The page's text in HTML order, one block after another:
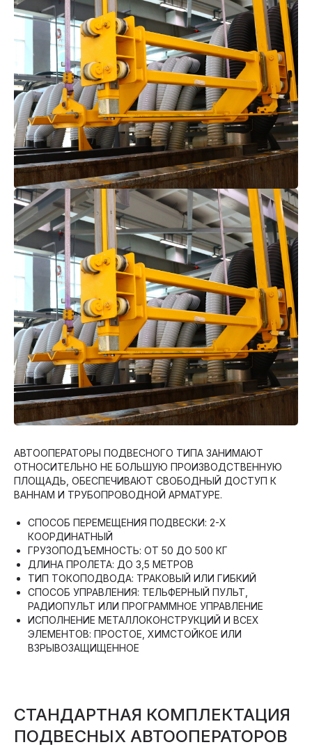
АВТООПЕРАТОРЫ ПОДВЕСНОГО ТИПА ЗАНИМАЮТ
ОТНОСИТЕЛЬНО НЕ БОЛЬШУЮ ПРОИЗВОДСТВЕННУЮ
ПЛОЩАДЬ, ОБЕСПЕЧИВАЮТ СВОБОДНЫЙ ДОСТУП К
ВАННАМ И ТРУБОПРОВОДНОЙ АРМАТУРЕ.
СПОСОБ ПЕРЕМЕЩЕНИЯ ПОДВЕСКИ: 2-Х
КООРДИНАТНЫЙ
ГРУЗОПОДЪЕМНОСТЬ: ОТ 50 ДО 500 КГ
ДЛИНА ПРОЛЕТА: ДО 3,5 МЕТРОВ
ТИП ТОКОПОДВОДА: ТРАКОВЫЙ ИЛИ ГИБКИЙ
СПОСОБ УПРАВЛЕНИЯ: ТЕЛЬФЕРНЫЙ ПУЛЬТ,
РАДИОПУЛЬТ ИЛИ ПРОГРАММНОЕ УПРАВЛЕНИЕ
ИСПОЛНЕНИЕ МЕТАЛЛОКОНСТРУКЦИЙ И ВСЕХ
ЭЛЕМЕНТОВ: ПРОСТОЕ, ХИМСТОЙКОЕ ИЛИ
ВЗРЫВОЗАЩИЩЕННОЕ
СТАНДАРТНАЯ КОМПЛЕКТАЦИЯ
ПОДВЕСНЫХ АВТООПЕРАТОРОВ